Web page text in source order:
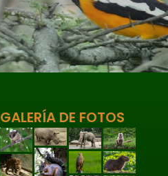
GALERÍA DE FOTOS